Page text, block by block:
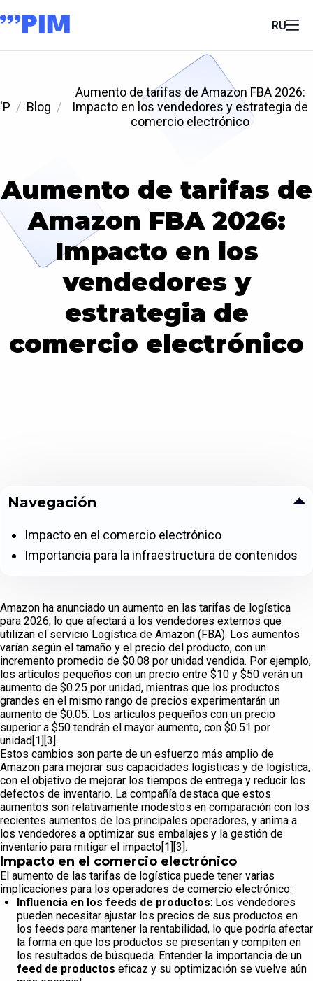
RU
'P Blog
Aumento de tarifas de Amazon FBA 2026:
Impacto en los vendedores y estrategia de
comercio electrónico
Aumento de tarifas de
Amazon FBA 2026:
Impacto en los
vendedores y
estrategia de
comercio electrónico
Amazon ha anunciado un aumento en las tarifas de logística
para 2026, lo que afectará a los vendedores externos que
utilizan el servicio Logística de Amazon (FBA). Los aumentos
varían según el tamaño y el precio del producto, con un
incremento promedio de $0.08 por unidad vendida. Por ejemplo,
los artículos pequeños con un precio entre $10 y $50 verán un
aumento de $0.25 por unidad, mientras que los productos
grandes en el mismo rango de precios experimentarán un
aumento de $0.05. Los artículos pequeños con un precio
superior a $50 tendrán el mayor aumento, con $0.51 por
unidad[1][3].
Estos cambios son parte de un esfuerzo más amplio de
Amazon para mejorar sus capacidades logísticas y de logística,
con el objetivo de mejorar los tiempos de entrega y reducir los
defectos de inventario. La compañía destaca que estos
aumentos son relativamente modestos en comparación con los
recientes aumentos de los principales operadores, y anima a
los vendedores a optimizar sus embalajes y la gestión de
inventario para mitigar el impacto[1][3].
Impacto en el comercio electrónico
El aumento de las tarifas de logística puede tener varias
implicaciones para los operadores de comercio electrónico:
Influencia en los feeds de productos: Los vendedores
pueden necesitar ajustar los precios de sus productos en
los feeds para mantener la rentabilidad, lo que podría afectar
la forma en que los productos se presentan y compiten en
los resultados de búsqueda. Entender la importancia de un
feed de productos eficaz y su optimización se vuelve aún
Navegación
Impacto en el comercio electrónico
Importancia para la infraestructura de contenidos